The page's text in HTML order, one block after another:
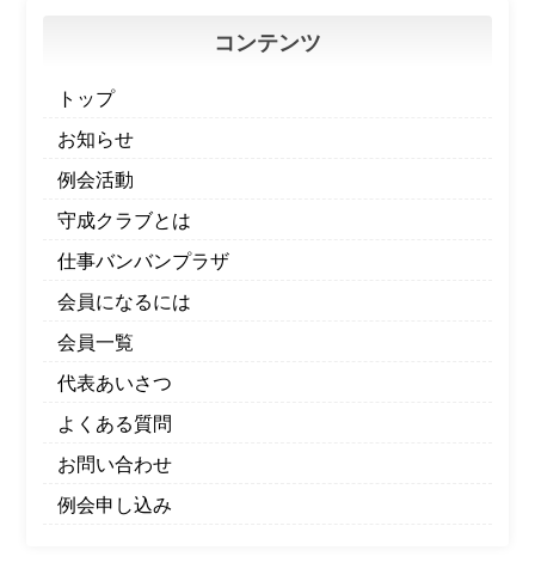
コンテンツ
トップ
お知らせ
例会活動
守成クラブとは
仕事バンバンプラザ
会員になるには
会員一覧
代表あいさつ
よくある質問
お問い合わせ
例会申し込み